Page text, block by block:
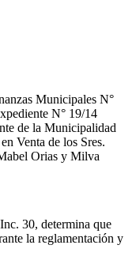
Municipales N°
N° 19/14
de la Municipalidad
Venta de los Sres.
Orias y Milva
Y,
30, determina que
la reglamentación y